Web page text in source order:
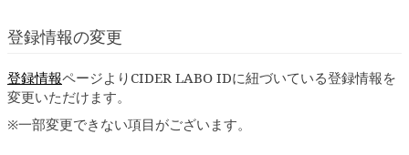
登録情報の変更
登録情報ページよりCIDER LABO IDに紐づいている登録情報を
変更いただけます。
※一部変更できない項目がございます。